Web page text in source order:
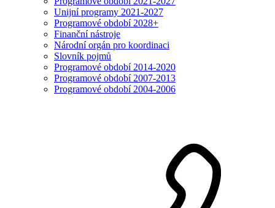
Unijní programy 2021-2027
Programové období 2028+
Finanční nástroje
Národní orgán pro koordinaci
Slovník pojmů
Programové období 2014-2020
Programové období 2007-2013
Programové období 2004-2006